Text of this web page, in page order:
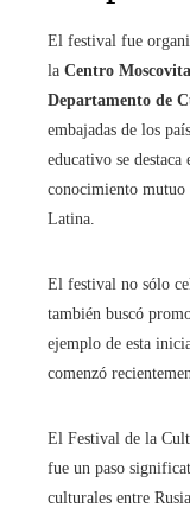
El festival fue
la Centro
Departamento de
embajadas de los
educativo se
conocimiento mutuo
Latina.
El festival no sólo
también buscó
ejemplo de esta
comenzó
El Festival de la
fue un paso
culturales entre